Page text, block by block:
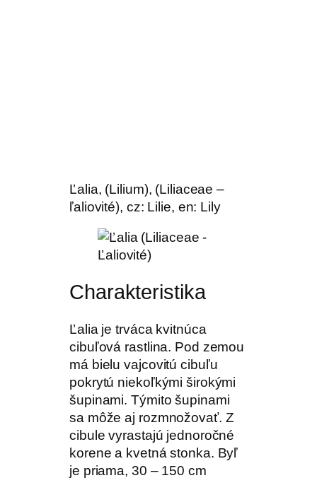
Ľalia, (Lilium), (Liliaceae –
ľaliovité), cz: Lilie, en: Lily
Charakteristika
Ľalia je trváca kvitnúca
cibuľová rastlina. Pod zemou
má bielu vajcovitú cibuľu
pokrytú niekoľkými širokými
šupinami. Týmito šupinami
sa môže aj rozmnožovať. Z
cibule vyrastajú jednoročné
korene a kvetná stonka. Byľ
je priama, 30 – 150 cm